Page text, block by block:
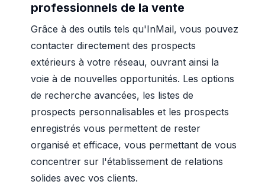
professionnels de la vente
Grâce à des outils tels qu'InMail, vous pouvez
contacter directement des prospects
extérieurs à votre réseau, ouvrant ainsi la
voie à de nouvelles opportunités. Les options
de recherche avancées, les listes de
prospects personnalisables et les prospects
enregistrés vous permettent de rester
organisé et efficace, vous permettant de vous
concentrer sur l'établissement de relations
solides avec vos clients.